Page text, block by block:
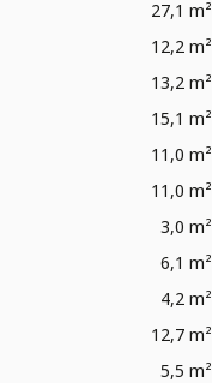
27,1 m²
12,2 m²
13,2 m²
15,1 m²
11,0 m²
11,0 m²
3,0 m²
6,1 m²
4,2 m²
12,7 m²
5,5 m²